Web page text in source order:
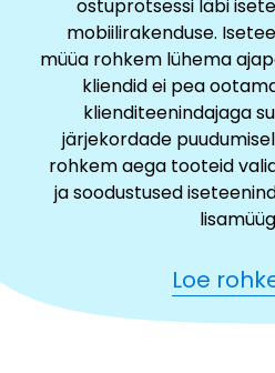
ostuprotsessi läbi
mobiilirakenduse.
müüa rohkem lühema
kliendid ei pea
klienditeenindajaga
järjekordade
rohkem aega tooteid
ja soodustused
Loe